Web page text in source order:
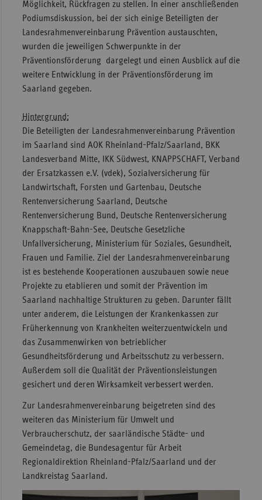
Möglichkeit, Rückfragen zu stellen. In einer anschließenden
Podiumsdiskussion, bei der sich einige Beteiligten der
Landesrahmenvereinbarung Prävention austauschten,
wurden die jeweiligen Schwerpunkte in der
Präventionsförderung dargelegt und einen Ausblick auf die
weitere Entwicklung in der Präventionsförderung im
Saarland gegeben.
Hintergrund:
Die Beteiligten der Landesrahmenvereinbarung Prävention
im Saarland sind AOK Rheinland-Pfalz/Saarland, BKK
Landesverband Mitte, IKK Südwest, KNAPPSCHAFT, Verband
der Ersatzkassen e.V. (vdek), Sozialversicherung für
Landwirtschaft, Forsten und Gartenbau, Deutsche
Rentenversicherung Saarland, Deutsche
Rentenversicherung Bund, Deutsche Rentenversicherung
Knappschaft-Bahn-See, Deutsche Gesetzliche
Unfallversicherung, Ministerium für Soziales, Gesundheit,
Frauen und Familie. Ziel der Landesrahmenvereinbarung
ist es bestehende Kooperationen auszubauen sowie neue
Projekte zu etablieren und somit der Prävention im
Saarland nachhaltige Strukturen zu geben. Darunter fällt
unter anderem, die Leistungen der Krankenkassen zur
Früherkennung von Krankheiten weiterzuentwickeln und
das Zusammenwirken von betrieblicher
Gesundheitsförderung und Arbeitsschutz zu verbessern.
Außerdem soll die Qualität der Präventionsleistungen
gesichert und deren Wirksamkeit verbessert werden.
Zur Landesrahmenvereinbarung beigetreten sind des
weiteren das Ministerium für Umwelt und
Verbraucherschutz, der saarländische Städte- und
Gemeindetag, die Bundesagentur für Arbeit
Regionaldirektion Rheinland-Pfalz/Saarland und der
Landkreistag Saarland.